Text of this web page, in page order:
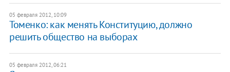
05 февраля 2012, 10:09
Томенко: как менять Конституцию, должно
решить общество на выборах
05 февраля 2012, 06:21